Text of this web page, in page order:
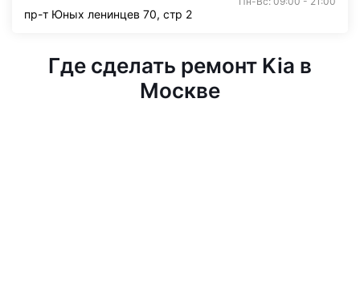
пр-т Юных ленинцев 70, стр 2
Где сделать ремонт Kia в
Москве